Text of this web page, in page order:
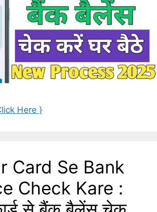
Here }
Card Se Bank
Check Kare :